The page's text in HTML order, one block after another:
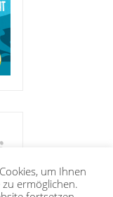
um Ihnen
ermöglichen.